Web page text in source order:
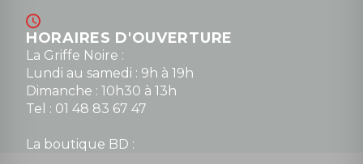
HORAIRES D'OUVERTURE
La Griffe Noire :
Lundi au samedi : 9h à 19h
Dimanche : 10h30 à 13h
Tel : 01 48 83 67 47
La boutique BD :